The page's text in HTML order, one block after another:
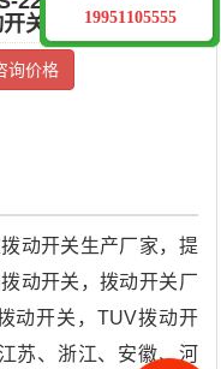
关
询价格
动开关生产厂家，提
动开关，拨动开关厂
动开关，TUV拨动开
苏、浙江、安徽、河
19951105555